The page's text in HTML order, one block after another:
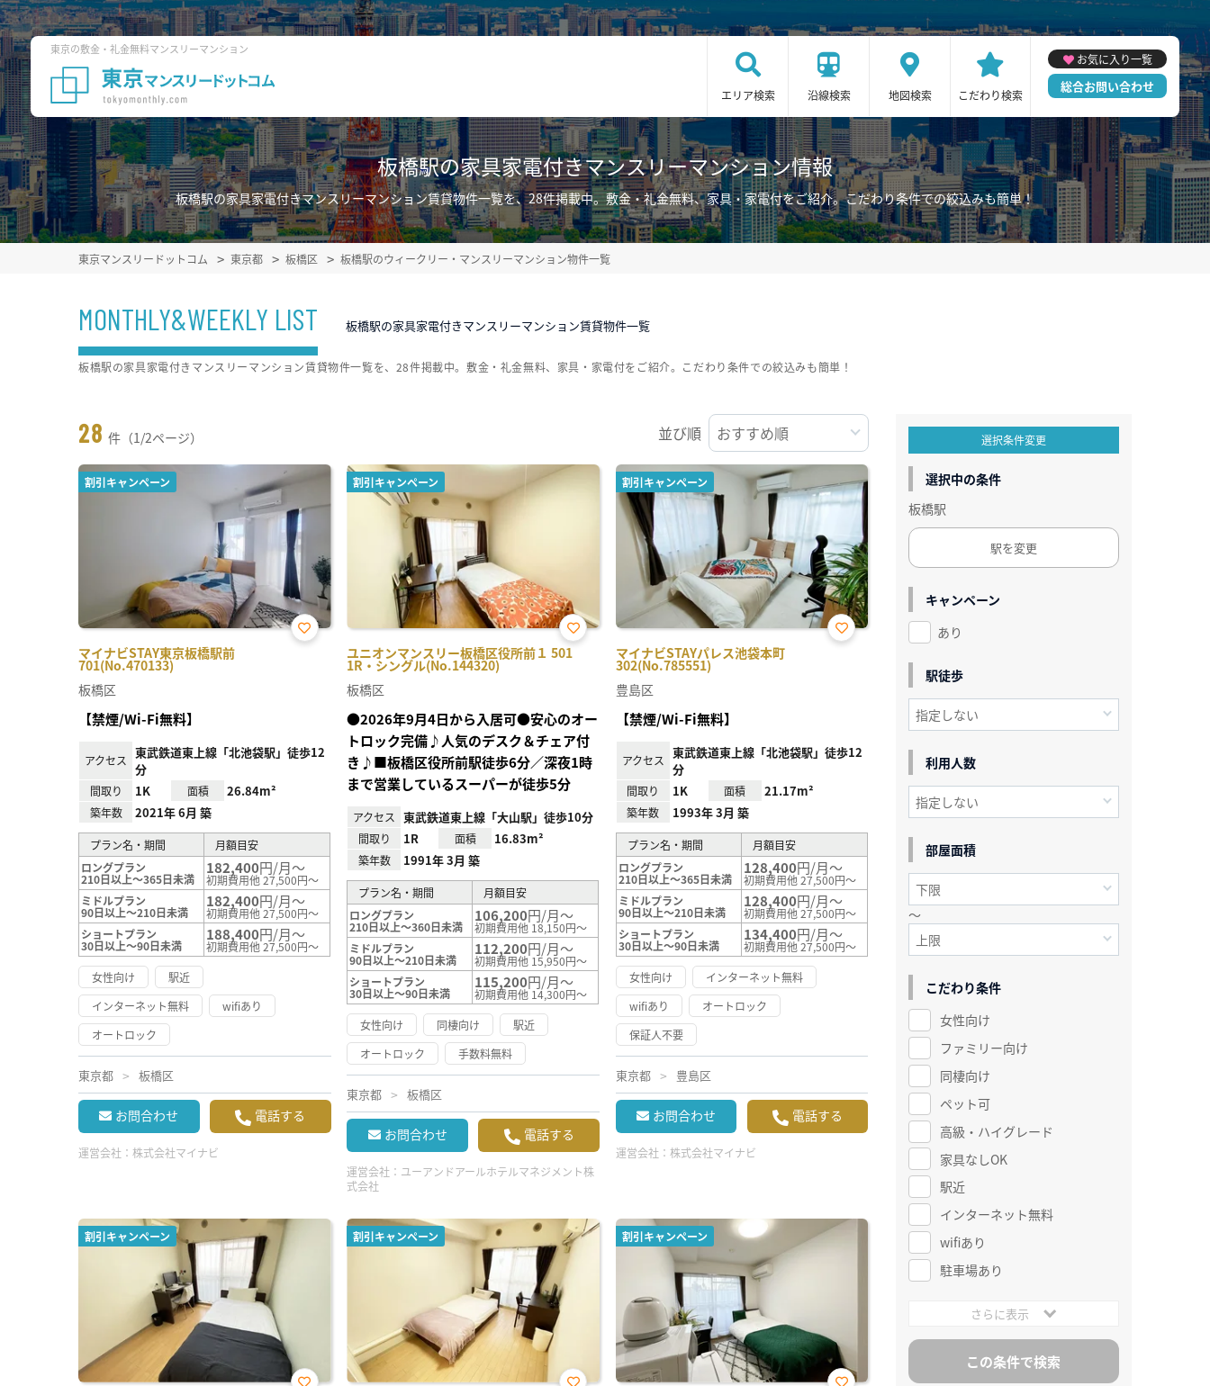
東京の敷金・礼金無料マンスリーマンション
エリア検索 沿線検索 地図検索 こだわり検索
お気に入り一覧
総合お問い合わせ
板橋駅の家具家電付きマンスリーマンション情報
板橋駅の家具家電付きマンスリーマンション賃貸物件一覧を、28件掲載中。敷金・礼金無料、家具・家電付をご紹介。こだわり条件での絞込みも簡単！
東京マンスリードットコム 東京都 板橋区 板橋駅のウィークリー・マンスリーマンション物件一覧
MONTHLY&WEEKLY LIST 板橋駅の家具家電付きマンスリーマンション賃貸物件一覧
28 件（1/2ページ） 並び順
割引キャンペーン
マイナビSTAY東京板橋駅前
701(No.470133)
お気
板橋区
【禁煙/Wi-Fi無料】
アクセス
東武鉄道東上線「北池袋駅」徒歩12
分
間取り 1K 面積 26.84m²
築年数 2021年 6月 築
プラン名・期間
月額目安
ロングプラン
210日以上～365日未満
182,400円/月～
初期費用他 27,500円～
ミドルプラン
90日以上～210日未満
182,400円/月～
初期費用他 27,500円～
ショートプラン
30日以上～90日未満
188,400円/月～
初期費用他 27,500円～
女性向け
駅近
インターネット無料
wifiあり
オートロック
東京都 板橋区
お問合わせ 電話する
運営会社： 株式会社マイナビ
割引キャンペーン
ユニオンマンスリー板橋区役所前１ 501
1R・シングル(No.144320)
お気
に入
板橋区
●2026年9月4日から入居可●安心のオー
トロック完備♪人気のデスク＆チェア付
き♪■板橋区役所前駅徒歩6分／深夜1時
まで営業しているスーパーが徒歩5分
アクセス 東武鉄道東上線「大山駅」徒歩10分
間取り 1R 面積 16.83m²
築年数 1991年 3月 築
プラン名・期間
月額目安
ロングプラン
210日以上～360日未満
106,200円/月～
初期費用他 18,150円～
ミドルプラン
90日以上～210日未満
112,200円/月～
初期費用他 15,950円～
ショートプラン
30日以上～90日未満
115,200円/月～
初期費用他 14,300円～
女性向け
同棲向け
駅近
オートロック
手数料無料
東京都 板橋区
お問合わせ 電話する
運営会社： ユーアンドアールホテルマネジメント株
式会社
割引キャンペーン
マイナビSTAYパレス池袋本町
302(No.785551)
お気
豊島区
【禁煙/Wi-Fi無料】
アクセス
東武鉄道東上線「北池袋駅」徒歩12
分
間取り 1K 面積 21.17m²
築年数 1993年 3月 築
プラン名・期間
月額目安
ロングプラン
210日以上～365日未満
128,400円/月～
初期費用他 27,500円～
ミドルプラン
90日以上～210日未満
128,400円/月～
初期費用他 27,500円～
ショートプラン
30日以上～90日未満
134,400円/月～
初期費用他 27,500円～
女性向け
インターネット無料
wifiあり
オートロック
保証人不要
東京都 豊島区
お問合わせ 電話する
運営会社： 株式会社マイナビ
割引キャンペーン 割引キャンペーン 割引キャンペーン
板橋駅の家具家電付きマンスリーマンション賃貸物件一覧を、28件掲載中。敷金・礼金無料、家具・家電付をご紹介。こだわり条件での絞込みも簡単！
選択条件変更
選択中の条件
板橋駅
駅を変更
キャンペーン
あり
駅徒歩
利用人数
部屋面積
～
こだわり条件
女性向け
ファミリー向け
同棲向け
ペット可
高級・ハイグレード
家具なしOK
駅近
インターネット無料
wifiあり
駐車場あり
さらに表示